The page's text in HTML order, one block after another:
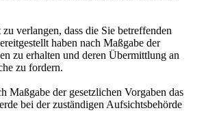
zu verlangen, dass die Sie betreffenden
haben nach Maßgabe der
zu erhalten und deren Übermittlung an
zu fordern.
Maßgabe der gesetzlichen Vorgaben das
bei der zuständigen Aufsichtsbehörde